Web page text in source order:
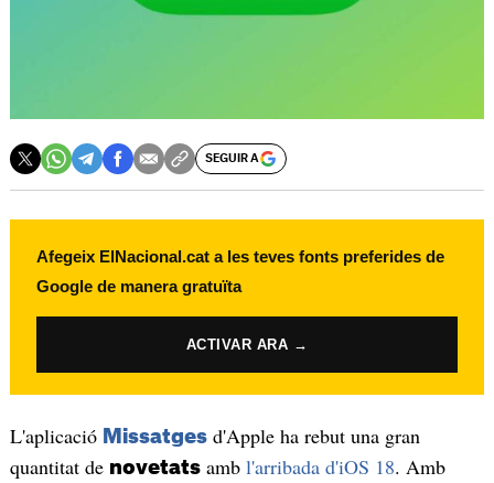
SEGUIR A
Afegeix ElNacional.cat a les teves fonts preferides de
Google de manera gratuïta
ACTIVAR ARA →
L'aplicació Missatgesd'Apple ha rebut una gran
quantitat de novetatsamb l'arribada d'iOS 18. Amb